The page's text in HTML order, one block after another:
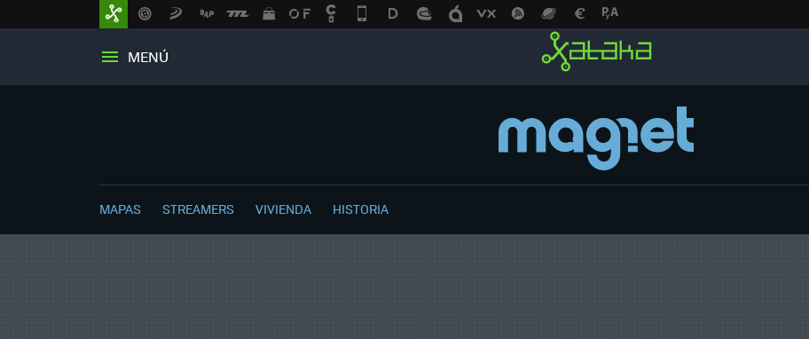
MENÚ
MAPAS STREAMERS VIVIENDA HISTORIA